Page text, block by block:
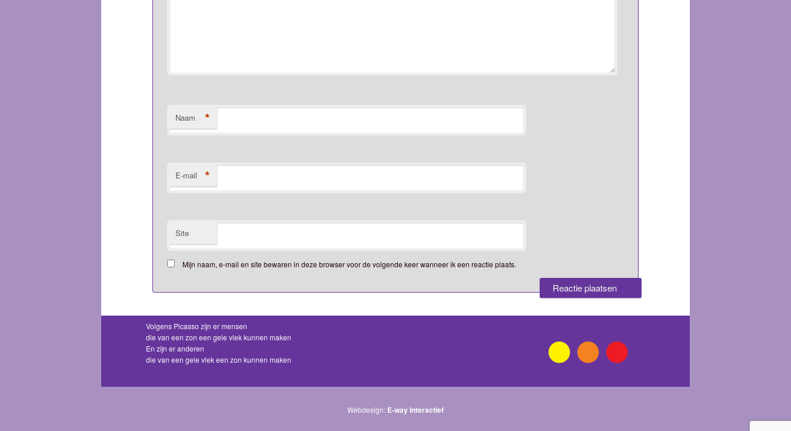
Naam *
E-mail *
Site
Mijn naam, e-mail en site bewaren in deze browser voor de volgende keer wanneer ik een reactie plaats.
Volgens Picasso zijn er mensen
die van een zon een gele vlek kunnen maken
En zijn er anderen
die van een gele vlek een zon kunnen maken
Webdesign: E-way Interactief